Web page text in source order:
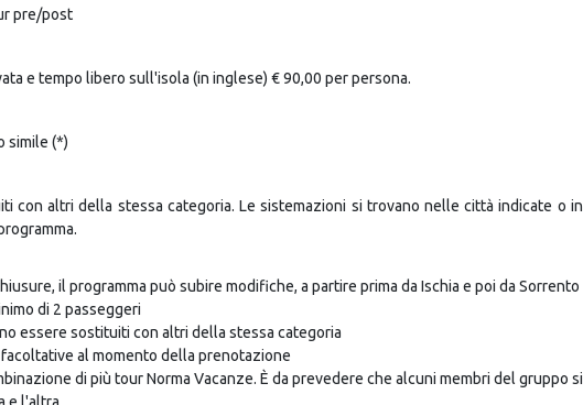
pre/post
e tempo libero sull'isola (in inglese) € 90,00 per persona.
simile (*)
con altri della stessa categoria. Le sistemazioni si trovano nelle città indicate o in
il programma può subire modifiche, a partire prima da Ischia e poi da Sorrento
di 2 passeggeri
essere sostituiti con altri della stessa categoria
al momento della prenotazione